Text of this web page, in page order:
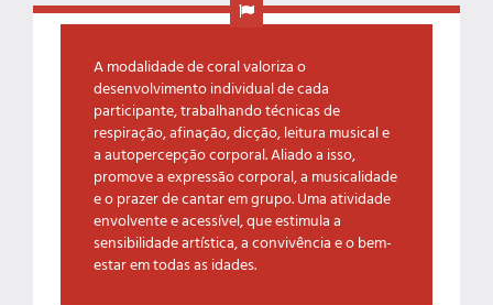
A modalidade de coral valoriza o
desenvolvimento individual de cada
participante, trabalhando técnicas de
respiração, afinação, dicção, leitura musical e
a autopercepção corporal. Aliado a isso,
promove a expressão corporal, a musicalidade
e o prazer de cantar em grupo. Uma atividade
envolvente e acessível, que estimula a
sensibilidade artística, a convivência e o bem-
estar em todas as idades.